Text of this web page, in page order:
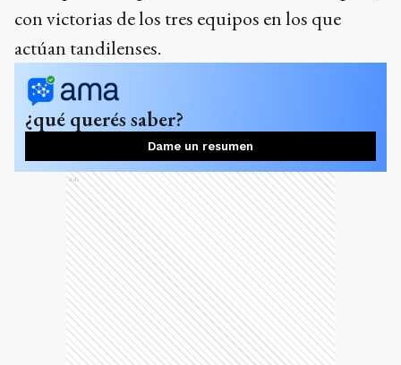
con victorias de los tres equipos en los que
actúan tandilenses.
¿qué querés saber?
Dame un resumen
Ads